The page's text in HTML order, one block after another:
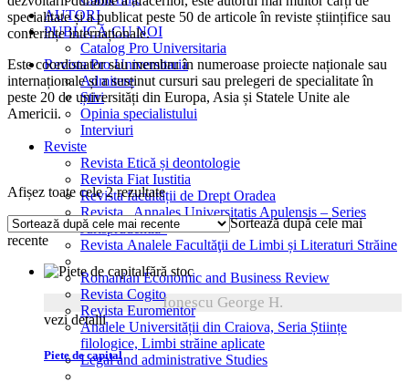
AUTORI
PUBLICĂ CU NOI
Catalog Pro Universitaria
Revista Pro Universitaria
Admitere
Știri
Opinia specialistului
Interviuri
Reviste
Revista Etică și deontologie
Revista Fiat Iustitia
Revista facultății de Drept Oradea
Revista „Annales Universitatis Apulensis – Series
Jurisprudentia”
Revista Analele Facultăţii de Limbi și Literaturi Străine
Romanian Economic and Business Review
Revista Cogito
Revista Euromentor
Analele Universității din Craiova, Seria Științe
filologice, Limbi străine aplicate
Legal and administrative Studies
specialitate și a publicat peste 50 de articole în reviste științifice sau
conferințe internaționale.
Este coordonator sau membru în numeroase proiecte naționale sau
internaționale și a susținut cursuri sau prelegeri de specialitate în
peste 20 de universități din Europa, Asia și Statele Unite ale
Americii.
Afișez toate cele 2 rezultateSortat
după
cele
mai
recente
Sortează după cele mai
recente
fără stoc
Ionescu George H.
vezi detalii
Piete de capital